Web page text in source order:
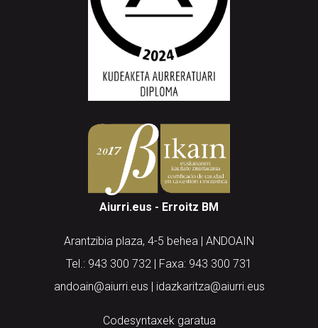
Aiurri.eus - Erroitz BM
Arantzibia plaza, 4-5 behea | ANDOAIN
Tel.: 943 300 732 | Faxa: 943 300 731
andoain@aiurri.eus | idazkaritza@aiurri.eus
Codesyntaxek garatua